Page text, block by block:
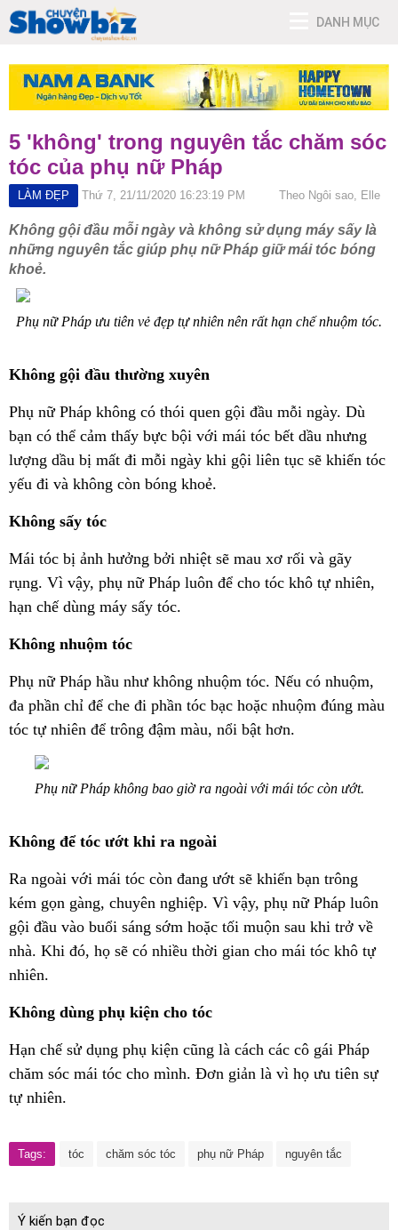
DANH MỤC
5 'không' trong nguyên tắc chăm sóc
tóc của phụ nữ Pháp
LÀM ĐẸP Thứ 7, 21/11/2020 16:23:19 PM Theo Ngôi sao, Elle
Không gội đầu mỗi ngày và không sử dụng máy sấy là
những nguyên tắc giúp phụ nữ Pháp giữ mái tóc bóng
khoẻ.
Phụ nữ Pháp ưu tiên vẻ đẹp tự nhiên nên rất hạn chế nhuộm tóc.
Không gội đầu thường xuyên
Phụ nữ Pháp không có thói quen gội đầu mỗi ngày. Dù
bạn có thể cảm thấy bực bội với mái tóc bết dầu nhưng
lượng dầu bị mất đi mỗi ngày khi gội liên tục sẽ khiến tóc
yếu đi và không còn bóng khoẻ.
Không sấy tóc
Mái tóc bị ảnh hưởng bởi nhiệt sẽ mau xơ rối và gãy
rụng. Vì vậy, phụ nữ Pháp luôn để cho tóc khô tự nhiên,
hạn chế dùng máy sấy tóc.
Không nhuộm tóc
Phụ nữ Pháp hầu như không nhuộm tóc. Nếu có nhuộm,
đa phần chỉ để che đi phần tóc bạc hoặc nhuộm đúng màu
tóc tự nhiên để trông đậm màu, nổi bật hơn.
Phụ nữ Pháp không bao giờ ra ngoài với mái tóc còn ướt.
Không để tóc ướt khi ra ngoài
Ra ngoài với mái tóc còn đang ướt sẽ khiến bạn trông
kém gọn gàng, chuyên nghiệp. Vì vậy, phụ nữ Pháp luôn
gội đầu vào buổi sáng sớm hoặc tối muộn sau khi trở về
nhà. Khi đó, họ sẽ có nhiều thời gian cho mái tóc khô tự
nhiên.
Không dùng phụ kiện cho tóc
Hạn chế sử dụng phụ kiện cũng là cách các cô gái Pháp
chăm sóc mái tóc cho mình. Đơn giản là vì họ ưu tiên sự
tự nhiên.
Tags: tóc chăm sóc tóc phụ nữ Pháp nguyên tắc
Ý kiến bạn đọc